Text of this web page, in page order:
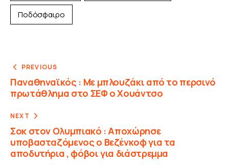
Ποδόσφαιρο
PREVIOUS
Παναθηναϊκός : Με μπλουζάκι από το περσινό
πρωτάθλημα στο ΣΕΦ ο Χουάντσο
NEXT
Σοκ στον Ολυμπιακό : Αποχώρησε
υποβασταζόμενος ο Βεζένκοφ για τα
αποδυτήρια , φόβοι για διάστρεμμα